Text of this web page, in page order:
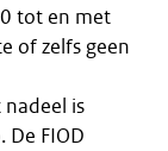
tot en met
of zelfs geen
is
FIOD